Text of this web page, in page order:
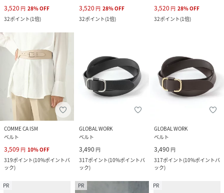
3,520 円 28%OFF
32ポイント(1倍)
3,520 円 28%OFF
32ポイント(1倍)
3,520 円 28%OFF
32ポイント(1倍)
COMME CA ISM
ベルト
3,509 円 10%OFF
319ポイント(10%ポイントバ
ック)
GLOBAL WORK
ベルト
3,490 円
317ポイント(10%ポイントバ
ック)
GLOBAL WORK
ベルト
3,490 円
317ポイント(10%ポイントバ
ック)
PR PR PR